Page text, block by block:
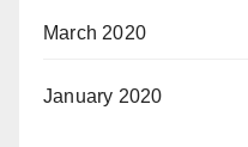
March 2020
January 2020